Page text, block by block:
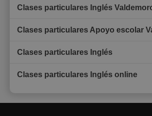
Clases particulares Inglés
Clases particulares Apoyo escolar
Clases particulares Inglés
Clases particulares Inglés online